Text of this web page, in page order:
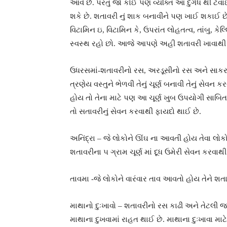
આવે છે. પરંતુ જો કોઈ પણ વ્યક્તિ આ દુર્ગંધ થી
શકે છે. શતાવરી નું શાક બનાવીને પણ ખાઈ શકાઈ છે.
વિટામિન ઇ, વિટામિન કે, ઉપરાંત લોહતત્વ, તાંબુ,
સ્વસ્થ રહો છો. આજે આપણે અહી શતાવરી ખાવાથી
ઉધરસમાં-શતાવરીનો રસ, અરડૂસીનો રસ અને
ત્રણેય વસ્તુને ભેળવી તેનું ચૂર્ણ બનાવી તેનું સેવન
હોય તો તેના માટે પણ આ ચૂર્ણ ખુબ ઉપયોગી
તો સતાવરીનું સેવન કરવાથી ફાયદો થાઈ છે.
અનિંદ્રા – જે લોકોને ઊંઘ ના આવતી હોય તેવા
શતાવરીના ૫ ગ્રામ ચૂર્ણ માં દૂધ ઉમેરી સેવન
તાવમા -જે લોકોને વારંવાર તાવ આવતો હોય તેને
માથાનો દુઃખાવો – શતાવરીનો રસ કાઢી અને
માથાના દુખવામાં રાહત થાઈ છે. માથાના દુઃખાવા